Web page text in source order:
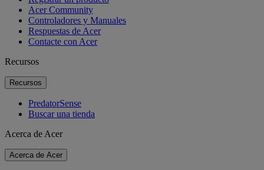
Acer Community
Controladores y Manuales
Respuestas de Acer
Contacte con Acer
Recursos
Recursos
PredatorSense
Buscar una tienda
Acerca de Acer
Acerca de Acer